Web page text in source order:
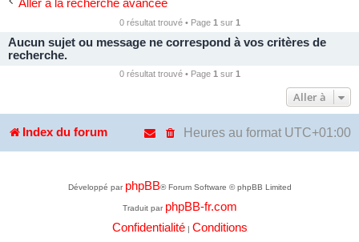
Aller à la recherche avancée
0 résultat trouvé • Page 1 sur 1
Aucun sujet ou message ne correspond à vos critères de
recherche.
0 résultat trouvé • Page 1 sur 1
Aller à
Index du forum Heures au format UTC+01:00
Développé par phpBB® Forum Software © phpBB Limited
Traduit par phpBB-fr.com
Confidentialité| Conditions